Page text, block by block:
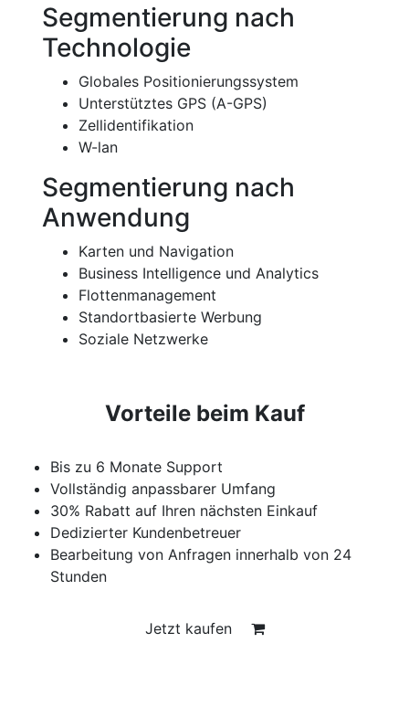
Segmentierung nach
Technologie
Globales Positionierungssystem
Unterstütztes GPS (A-GPS)
Zellidentifikation
W-lan
Segmentierung nach
Anwendung
Karten und Navigation
Business Intelligence und Analytics
Flottenmanagement
Standortbasierte Werbung
Soziale Netzwerke
Vorteile beim Kauf
Bis zu 6 Monate Support
Vollständig anpassbarer Umfang
30% Rabatt auf Ihren nächsten Einkauf
Dedizierter Kundenbetreuer
Bearbeitung von Anfragen innerhalb von 24
Stunden
Jetzt kaufen